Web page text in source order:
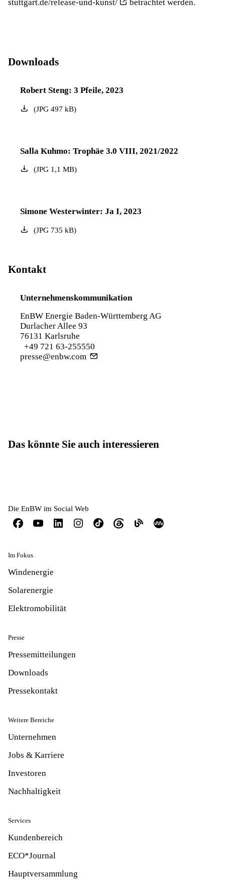
stuttgart.de/release-und-kunst/
betrachtet werden.
Downloads
Robert Steng: 3 Pfeile, 2023
(JPG497 kB)
Salla Kuhmo: Trophäe 3.0 VIII, 2021/2022
(JPG1,1 MB)
Simone Westerwinter: Ja I, 2023
(JPG735 kB)
Kontakt
Unternehmenskommunikation
EnBW Energie Baden-Württemberg AG
Durlacher Allee 93
76131 Karlsruhe
+49 721 63-255550
presse@enbw.com
Das könnte Sie auch interessieren
Die EnBW im Social Web
Im Fokus
Windenergie
Solarenergie
Elektromobilität
Presse
Pressemitteilungen
Downloads
Pressekontakt
Weitere Bereiche
Unternehmen
Jobs & Karriere
Investoren
Nachhaltigkeit
Services
Kundenbereich
ECO*Journal
Hauptversammlung